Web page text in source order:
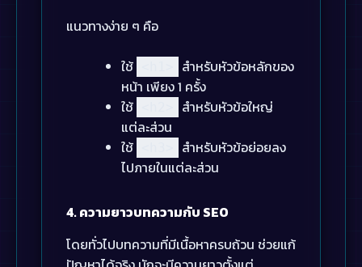
แนวทางง่าย ๆ คือ
ใช้
สำหรับหัวข้อหลักของ
หน้า เพียง 1 ครั้ง
ใช้
สำหรับหัวข้อใหญ่
แต่ละส่วน
ใช้
สำหรับหัวข้อย่อยลง
ไปภายในแต่ละส่วน
4. ความยาวบทความกับ SEO
โดยทั่วไปบทความที่มีเนื้อหาครบถ้วน ช่วยแก้